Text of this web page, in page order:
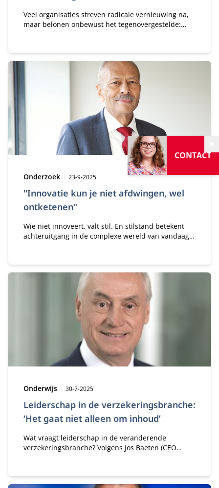
Veel organisaties streven radicale vernieuwing na,
maar belonen onbewust het tegenovergestelde:
Jeff Gaspersz noemt dat de grootste vijand van
innovatie.
"Innovatie kun je niet afdwingen, wel
ontketenen"
Type:
Onderzoek Publicatiedatum:
23-9-2025
Wie niet innoveert, valt stil. En stilstand betekent
achteruitgang in de complexe wereld van vandaag.
Het is tegen deze achtergrond dat prof. dr. Jeff
Gaspersz het boek 'Leidinggeven aan innovatie'
heeft uitgebracht.
Leiderschap in de verzekeringsbranche:
‘Het gaat niet alleen om inhoud’
Type:
Onderwijs Publicatiedatum:
30-7-2025
Wat vraagt leiderschap in de veranderende
verzekeringsbranche? Volgens Jos Baeten (CEO
CONTACT